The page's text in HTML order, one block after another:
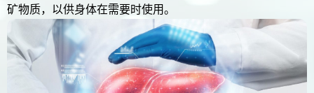
矿物质，以供身体在需要时使用。